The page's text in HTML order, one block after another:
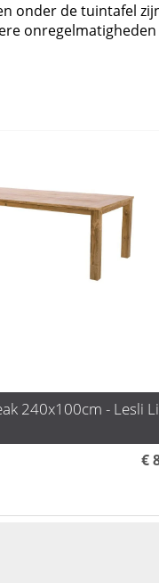
onder de tuintafel
240x100cm - Lesli
€